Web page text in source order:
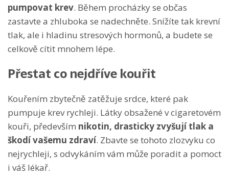
pumpovat krev. Během procházky se občas
zastavte a zhluboka se nadechněte. Snížíte tak krevní
tlak, ale i hladinu stresových hormonů, a budete se
celkově cítit mnohem lépe.
Přestat co nejdříve kouřit
Kouřením zbytečně zatěžuje srdce, které pak
pumpuje krev rychleji. Látky obsažené v cigaretovém
kouři, především nikotin, drasticky zvyšují tlak a
škodí vašemu zdraví. Zbavte se tohoto zlozvyku co
nejrychleji, s odvykáním vám může poradit a pomoct
i váš lékař.